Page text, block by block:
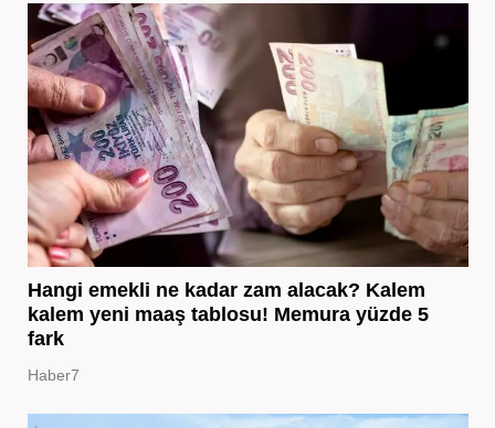
Hangi emekli ne kadar zam alacak? Kalem
kalem yeni maaş tablosu! Memura yüzde 5
fark
Haber7